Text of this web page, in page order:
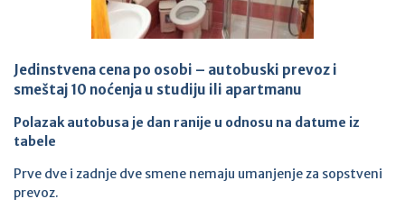
Jedinstvena cena po osobi – autobuski prevoz i
smeštaj 10 noćenja u studiju ili apartmanu
Polazak autobusa je dan ranije u odnosu na datume iz
tabele
Prve dve i zadnje dve smene nemaju umanjenje za sopstveni
prevoz.